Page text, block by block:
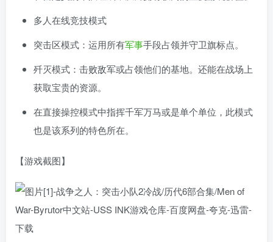
多人在线竞技模式
突击区模式：运用所有军事手段占领并守卫旗标点。
歼灭模式：击败敌军或占领他们的基地。还能在战场上
获取宝贵的资源。
在直接操控模式中指挥千军万马或是单个单位，此模式
也是该系列的特色所在。
【游戏截图】